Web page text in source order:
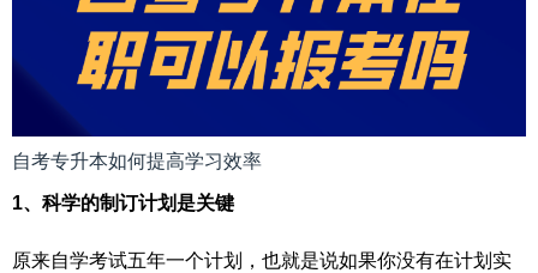
自考专升本如何提高学习效率
1、科学的制订计划是关键
原来自学考试五年一个计划，也就是说如果你没有在计划实